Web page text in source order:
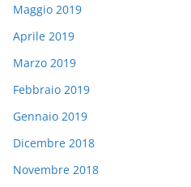
Maggio 2019
Aprile 2019
Marzo 2019
Febbraio 2019
Gennaio 2019
Dicembre 2018
Novembre 2018